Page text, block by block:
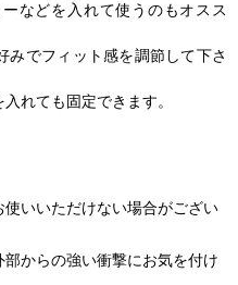
などを入れて使うのもオスス
みでフィット感を調節して下さ
れても固定できます。
いいただけない場合がござい
からの強い衝撃にお気を付け